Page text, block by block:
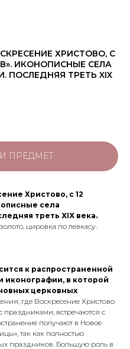
ХРИСТОВО, С
ИКОНОПИСНЫЕ СЕЛА
ПОСЛЕДНЯЯ ТРЕТЬ XIX
ПРЕДМЕТ
Христово, с 12
села
треть XIX века.
цировка по левкасу.
к распространенной
иконографии, в которой
церковных
где Воскресение Христово
праздниками, встречаются с
получают в Новое
так как полностью
праздников. Большую роль в